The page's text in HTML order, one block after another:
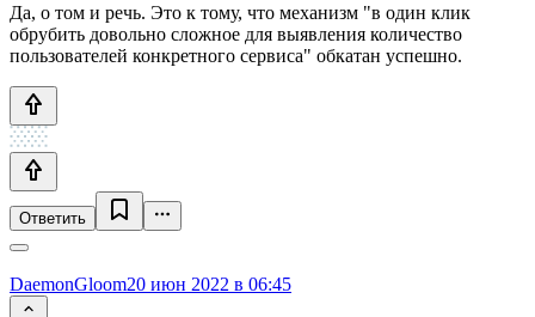
Да, о том и речь. Это к тому, что механизм "в один клик
обрубить довольно сложное для выявления количество
пользователей конкретного сервиса" обкатан успешно.
Ответить
DaemonGloom20 июн 2022 в 06:45